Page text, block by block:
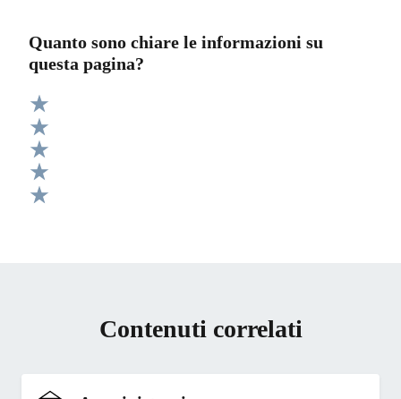
Quanto sono chiare le informazioni su
questa pagina?
Valuta 5 stelle su 5
Valuta 4 stelle su 5
Valuta 3 stelle su 5
Valuta 2 stelle su 5
Contenuti correlati